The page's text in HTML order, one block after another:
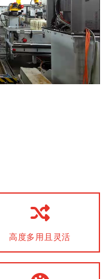
高度多用且灵活